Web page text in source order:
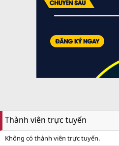
Thành viên trực tuyến
Không có thành viên trực tuyến.